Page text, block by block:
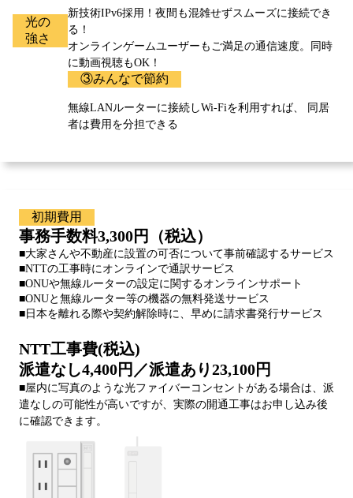
光の
強さ
新技術IPv6採用！夜間も混雑せずスムーズに接続でき
る！
オンラインゲームユーザーもご満足の通信速度。同時
に動画視聴もOK！
③みんなで節約
無線LANルーターに接続しWi-Fiを利用すれば、 同居
者は費用を分担できる
初期費用
事務手数料3,300円（税込）
■大家さんや不動産に設置の可否について事前確認するサービス
■NTTの工事時にオンラインで通訳サービス
■ONUや無線ルーターの設定に関するオンラインサポート
■ONUと無線ルーター等の機器の無料発送サービス
■日本を離れる際や契約解除時に、早めに請求書発行サービス
NTT工事費(税込)
派遣なし4,400円／派遣あり23,100円
■屋内に写真のような光ファイバーコンセントがある場合は、派
遣なしの可能性が高いですが、実際の開通工事はお申し込み後
に確認できます。